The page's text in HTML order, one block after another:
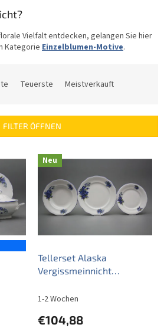
Vielfalt entdecken, gelangen Sie hier
Kategorie Einzelblumen-Motive.
Teuerste Meistverkauft
FILTER ÖFFNEN
Neu
Tellerset Alaska
Vergissmeinnicht
1-2 Wochen
€104,88